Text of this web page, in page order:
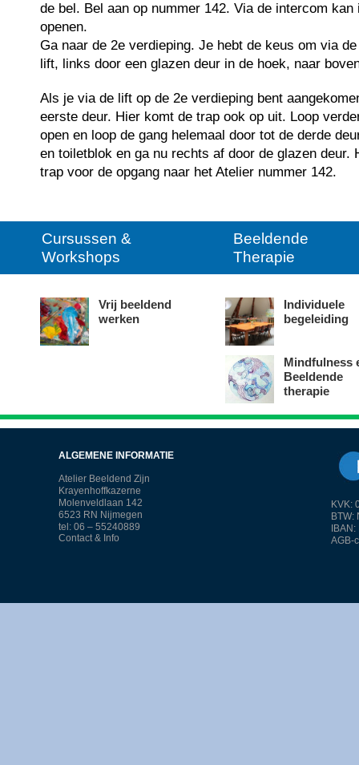
de bel. Bel aan op nummer 142. Via de intercom
openen.
Ga naar de 2e verdieping. Je hebt de keus om via
lift, links door een glazen deur in de hoek, naar
Als je via de lift op de 2e verdieping bent
eerste deur. Hier komt de trap ook op uit. Loop
open en loop de gang helemaal door tot de derde
en toiletblok en ga nu rechts af door de glazen deur.
trap voor de opgang naar het Atelier nummer 142.
Cursussen &
Workshops
Beeldende
Therapie
Vrij beeldend
werken
Individuele
begeleiding
Mindfulness
Beeldende
therapie
ALGEMENE INFORMATIE
Atelier Beeldend Zijn
Krayenhoffkazerne
Molenveldlaan 142
6523 RN Nijmegen
tel: 06 – 55240889
Contact & Info
KVK:
BTW:
AGB-